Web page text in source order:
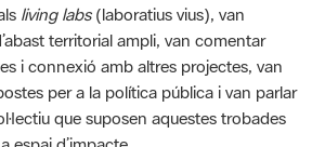
per a la política pública i van parlar
que suposen aquestes trobades
espai d’impacte.
amb la presentació de com s’ha fet i què
climàtiques del Life